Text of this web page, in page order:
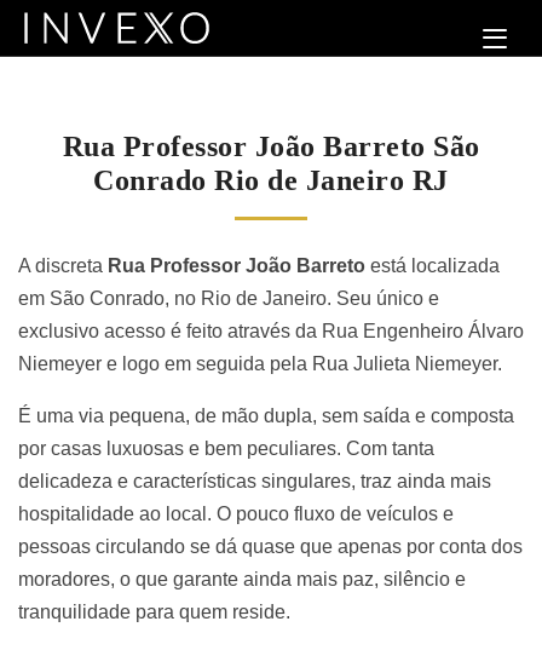
Rua Professor João Barreto São
Conrado Rio de Janeiro RJ
A discreta Rua Professor João Barreto está localizada
em São Conrado, no Rio de Janeiro. Seu único e
exclusivo acesso é feito através da Rua Engenheiro Álvaro
Niemeyer e logo em seguida pela Rua Julieta Niemeyer.
É uma via pequena, de mão dupla, sem saída e composta
por casas luxuosas e bem peculiares. Com tanta
delicadeza e características singulares, traz ainda mais
hospitalidade ao local. O pouco fluxo de veículos e
pessoas circulando se dá quase que apenas por conta dos
moradores, o que garante ainda mais paz, silêncio e
tranquilidade para quem reside.